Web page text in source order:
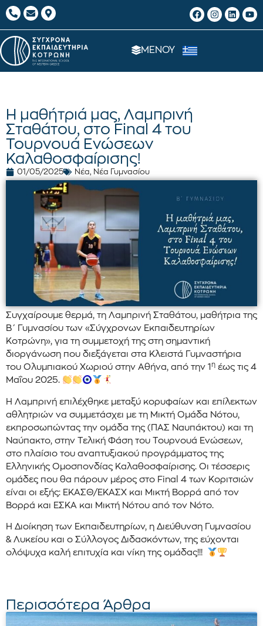
ΜΕΝΟΥ
Η μαθήτριά μας, Λαμπρινή
Σταθάτου, στο Final 4 του
Τουρνουά Ενώσεων
Καλαθοσφαίρισης!
01/05/2025 Νέα, Νέα Γυμνασίου
Συγχαίρουμε θερμά, τη Λαμπρινή Σταθάτου, μαθήτρια της
Β΄ Γυμνασίου των «Σύγχρονων Εκπαιδευτηρίων
Κοτρώνη», για τη συμμετοχή της στη σημαντική
διοργάνωση που διεξάγεται στα Κλειστά Γυμναστήρια
του Ολυμπιακού Χωριού στην Αθήνα, από την 1 η έως τις 4
Μαΐου 2025.
Η Λαμπρινή επιλέχθηκε μεταξύ κορυφαίων και επίλεκτων
αθλητριών να συμμετάσχει με τη Μικτή Ομάδα Νότου,
εκπροσωπώντας την ομάδα της (ΠΑΣ Ναυπάκτου) και τη
Ναύπακτο, στην Τελική Φάση του Τουρνουά Ενώσεων,
στο πλαίσιο του αναπτυξιακού προγράμματος της
Ελληνικής Ομοσπονδίας Καλαθοσφαίρισης. Οι τέσσερις
ομάδες που θα πάρουν μέρος στο Final 4 των Κοριτσιών
είναι οι εξής: ΕΚΑΣΘ/ΕΚΑΣΧ και Μικτή Βορρά από τον
Βορρά και ΕΣΚΑ και Μικτή Νότου από τον Νότο.
Η Διοίκηση των Εκπαιδευτηρίων, η Διεύθυνση Γυμνασίου
& Λυκείου και ο Σύλλογος Διδασκόντων, της εύχονται
ολόψυχα καλή επιτυχία και νίκη της ομάδας!!!
Περισσότερα Άρθρα